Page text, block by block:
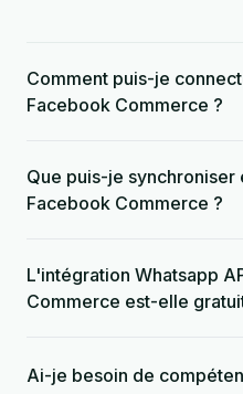
Comment puis-je
Facebook Commerce ?
Que puis-je synchroniser
Facebook Commerce ?
L'intégration Whatsapp
Commerce est-elle
Ai-je besoin de